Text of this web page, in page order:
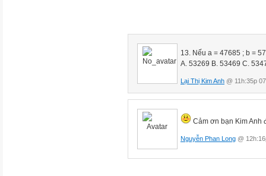
5. Viết số gồm : 7 trăm triệu, 7
6. Viết số thích hợp vào chỗ
a. 675; 676; ..... ;
7. Viết số gồm :
a. 2 trăm nghìn, 5 trăm, 3
13. Nếu a = 47685 ; b =
A. 53269 B. 53469 C.
Lại Thị Kim Anh @ 11h:35p
Cảm ơn bạn Kim Anh
Nguyễn Phan Long @